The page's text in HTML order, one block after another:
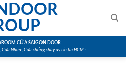
CỬA SAIGON DOOR
Nhựa, Cửa chống cháy uy tín tại HCM !